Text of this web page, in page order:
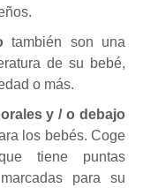
también son una
de su bebé,
o más.
y / o debajo
los bebés. Coge
tiene puntas
para su